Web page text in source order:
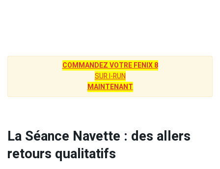
COMMANDEZ VOTRE FENIX 8
SUR I-RUN
MAINTENANT
La Séance Navette : des allers
retours qualitatifs